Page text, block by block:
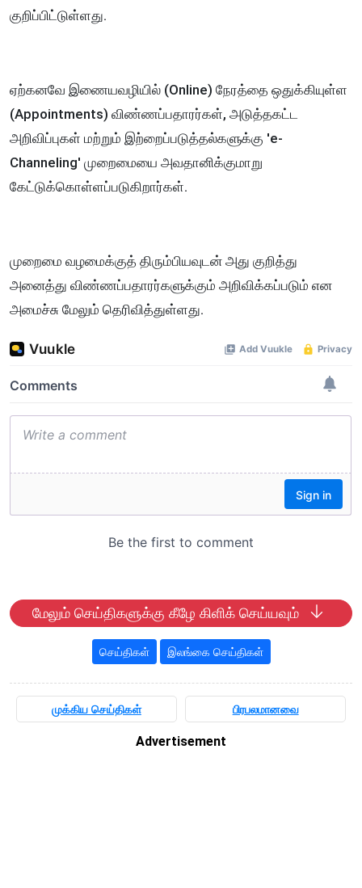
குறிப்பிட்டுள்ளது.
ஏற்கனவே இணையவழியில் (Online) நேரத்தை ஒதுக்கியுள்ள
(Appointments) விண்ணப்பதாரர்கள், அடுத்தகட்ட
அறிவிப்புகள் மற்றும் இற்றைப்படுத்தல்களுக்கு 'e-
Channeling' முறைமையை அவதானிக்குமாறு
கேட்டுக்கொள்ளப்படுகிறார்கள்.
முறைமை வழமைக்குத் திரும்பியவுடன் அது குறித்து
அனைத்து விண்ணப்பதாரர்களுக்கும் அறிவிக்கப்படும் என
அமைச்சு மேலும் தெரிவித்துள்ளது.
மேலும் செய்திகளுக்கு கீழே கிளிக் செய்யவும்
செய்திகள் இலங்கை செய்திகள்
முக்கிய செய்திகள் பிரபலமானவை
Advertisement